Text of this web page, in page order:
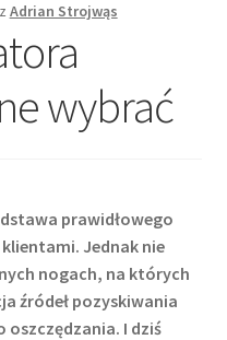
Adrian Strojwąs
wybrać
prawidłowego
Jednak nie
nogach, na których
źródeł pozyskiwania
oszczędzania. I dziś